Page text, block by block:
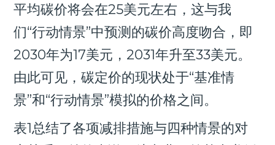
平均碳价将会在25美元左右，这与我
们“行动情景”中预测的碳价高度吻合，即
2030年为17美元，2031年升至33美元。
由此可见，碳定价的现状处于“基准情
景”和“行动情景”模拟的价格之间。
表1总结了各项减排措施与四种情景的对